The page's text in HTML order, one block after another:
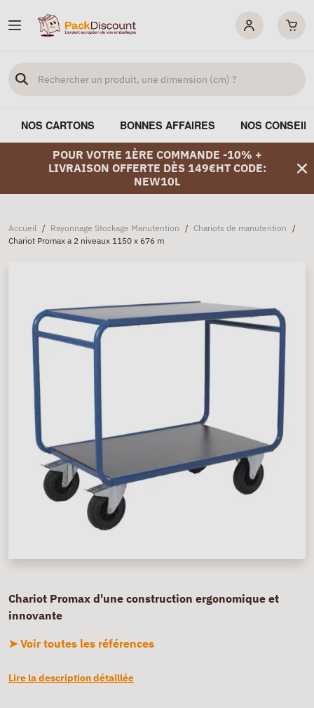
NOS CARTONS BONNES AFFAIRES NOS
POUR VOTRE 1ÈRE COMMANDE -10% +
LIVRAISON OFFERTE DÈS 149€HT CODE:
NEW10L
Accueil / Rayonnage Stockage Manutention / Chariots de manutention /
Chariot Promax a 2 niveaux 1150 x 676 m
Chariot Promax d'une construction ergonomique et
innovante
➤ Voir toutes les références
Lire la description détaillée